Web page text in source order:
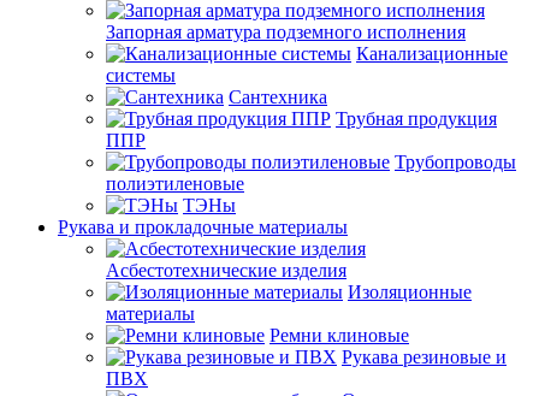
Запорная арматура подземного исполнения
Канализационные
системы
Сантехника
Трубная продукция
ППР
Трубопроводы
полиэтиленовые
ТЭНы
Рукава и прокладочные материалы
Асбестотехнические изделия
Изоляционные
материалы
Ремни клиновые
Рукава резиновые и
ПВХ